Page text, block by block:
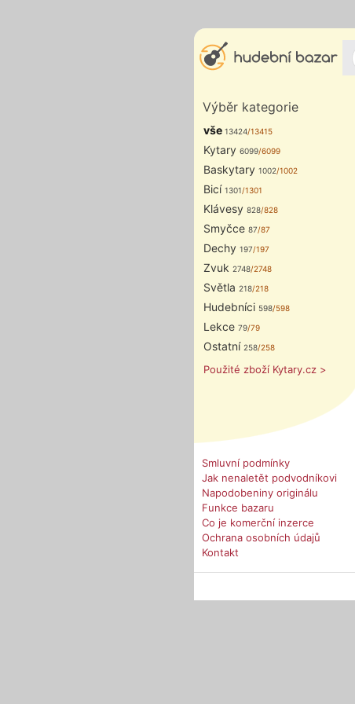
Výběr kategorie
vše 13424/13415
Kytary 6099/6099
Baskytary 1002/1002
Bicí 1301/1301
Klávesy 828/828
Smyčce 87/87
Dechy 197/197
Zvuk 2748/2748
Světla 218/218
Hudebníci 598/598
Lekce 79/79
Ostatní 258/258
Použité zboží Kytary.cz >
Smluvní podmínky
Jak nenaletět podvodníkovi
Napodobeniny originálu
Funkce bazaru
Co je komerční inzerce
Ochrana osobních údajů
Kontakt